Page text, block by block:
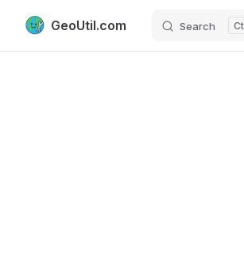
Skip to content
GeoUtil.com Search